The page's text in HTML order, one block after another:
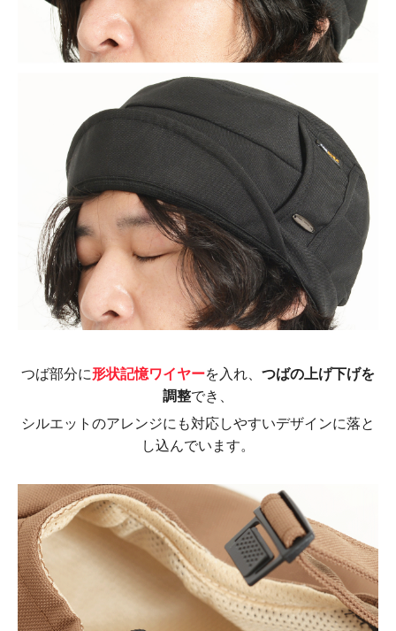
つば部分に形状記憶ワイヤーを入れ、 つばの上げ下げを
調整でき、
シルエットのアレンジにも対応しやすいデザインに落と
し込んでいます。